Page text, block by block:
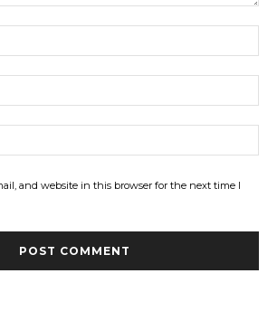
and website in this browser for the next time I